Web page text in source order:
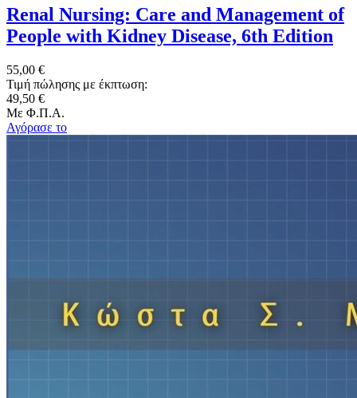
Renal Nursing: Care and Management of
People with Kidney Disease, 6th Edition
55,00 €
Τιμή πώλησης με έκπτωση:
49,50 €
Με Φ.Π.Α.
Αγόρασε το